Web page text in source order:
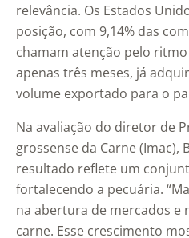
relevância. Os Estados
posição, com 9,14% das
chamam atenção pelo
apenas três meses, já
volume exportado para o
Na avaliação do diretor de
grossense da Carne (Imac),
resultado reflete um
fortalecendo a pecuária.
na abertura de mercados e
carne. Esse crescimento